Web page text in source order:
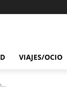
VIAJES/OCIO